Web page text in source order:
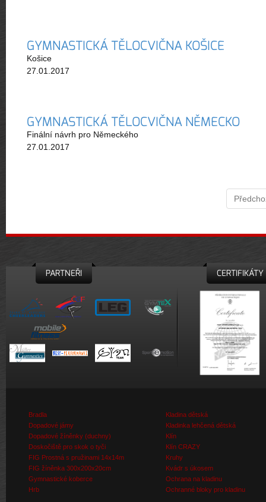
GYMNASTICKÁ TĚLOCVIČNA KOŠICE
Košice
27.01.2017
GYMNASTICKÁ TĚLOCVIČNA NĚMECKO
Finální návrh pro Německého
27.01.2017
PARTNEŘI CERTIFIKÁTY
Bradla
Dopadové jámy
Dopadové žíněnky (duchny)
Doskočiště pro skok o tyči
FIG Prostná s pružinami 14x14m
FIG žíněnka 300x200x20cm
Gymnastické koberce
Hrb
Kladina dětská
Kladinka lehčená dětská
Klín
Klín CRAZY
Kruhy
Kvádr s úkosem
Ochrana na kladinu
Ochranné bloky pro kladinu